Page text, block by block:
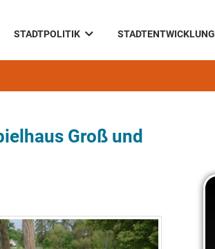
STADTPOLITIK STADTENTWICKLUNG
Groß und